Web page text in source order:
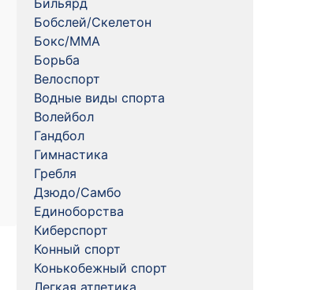
Бильярд
Бобслей/Скелетон
Бокс/MMA
Борьба
Велоспорт
Водные виды спорта
Волейбол
Гандбол
Гимнастика
Гребля
Дзюдо/Самбо
Единоборства
Киберспорт
Конный спорт
Конькобежный спорт
Легкая атлетика